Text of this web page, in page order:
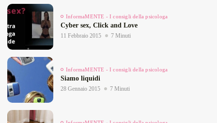
InformaMENTE - I consigli della psicologa
Cyber sex, Click and Love
11 Febbraio 2015 7 Minuti
InformaMENTE - I consigli della psicologa
Siamo liquidi
28 Gennaio 2015 7 Minuti